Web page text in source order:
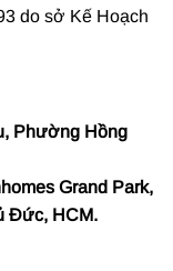
do sở Kế Hoạch
Phường Hồng
Grand Park,
Đức, HCM.